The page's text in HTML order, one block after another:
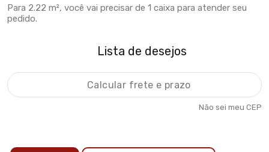
Para 2.22 m², você vai precisar de 1 caixa para atender seu
pedido.
Lista de desejos
Não sei meu CEP